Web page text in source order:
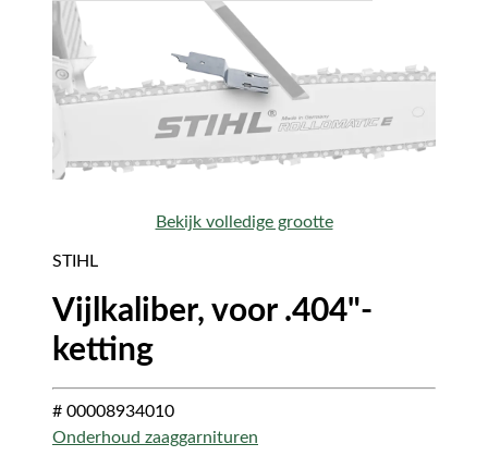
Bekijk volledige grootte
STIHL
Vijlkaliber, voor .404"-
ketting
# 00008934010
Onderhoud zaaggarnituren